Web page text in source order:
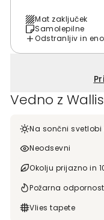
Mat zaključek
Samolepilne
Odstranljiv in
Vedno z
Na sončni svetlobi
Neodsevni
Okolju prijazno in
Požarna
Vlies tapete